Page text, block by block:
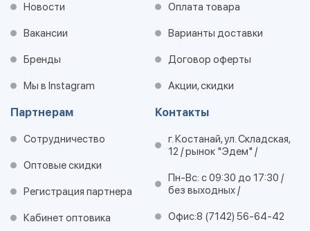
Новости
Вакансии
Бренды
Мы в Instagram
Оплата товара
Варианты доставки
Договор оферты
Акции, скидки
Партнерам
Сотрудничество
Оптовые скидки
Регистрация партнера
Кабинет оптовика
Контакты
г. Костанай, ул. Складская,
12 / рынок "Эдем" /
Пн-Вс: с 09:30 до 17:30 /
без выходных /
Офис:8 (7142) 56-64-42